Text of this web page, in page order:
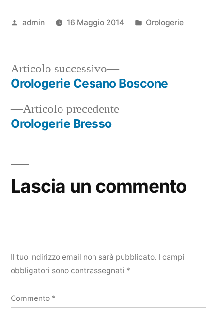
Pubblicato
admin 16 Maggio 2014
Pubblicato
Orologerie
Navigazione
articoli
Articolo precedenteArticolo
Orologerie Bresso
Articolo successivo
Articolo
successivo:
Orologerie Cesano Boscone
Lascia un commento
Il tuo indirizzo email non sarà pubblicato. I campi
obbligatori sono contrassegnati *
Commento *